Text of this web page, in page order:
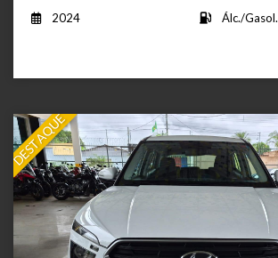
2024
Álc./Gasol.
DESTAQUE